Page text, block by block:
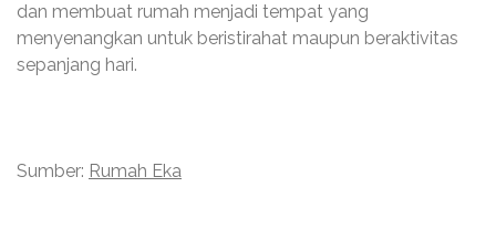
dan membuat rumah menjadi tempat yang
menyenangkan untuk beristirahat maupun beraktivitas
sepanjang hari.
Sumber: Rumah Eka